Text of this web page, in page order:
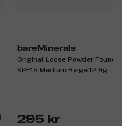
bareMinerals
Original Loose Powder
SPF15 Medium Beige 12 8g
295 kr